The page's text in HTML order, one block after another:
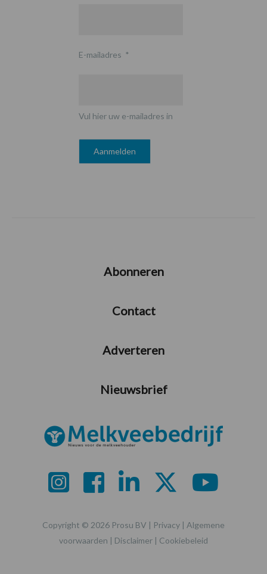
E-mailadres *
Vul hier uw e-mailadres in
Abonneren
Contact
Adverteren
Nieuwsbrief
Copyright © 2026 Prosu BV | Privacy | Algemene
voorwaarden | Disclaimer | Cookiebeleid